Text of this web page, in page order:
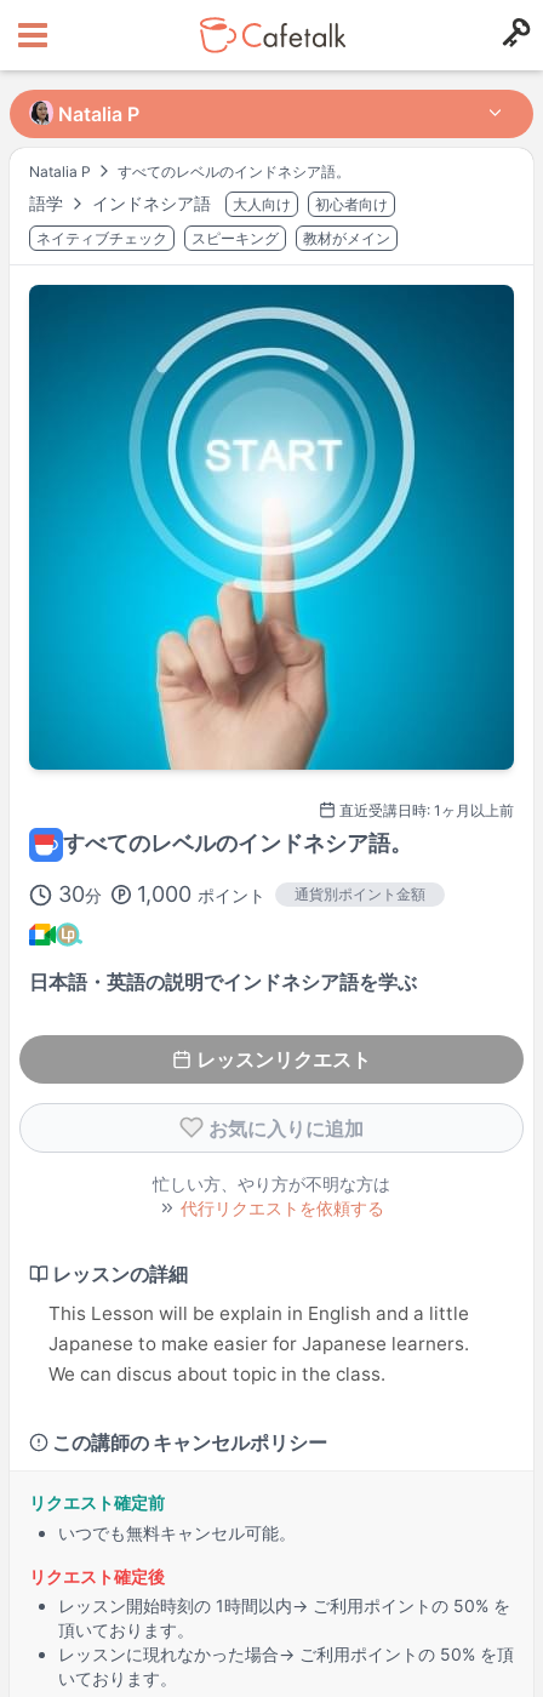
Natalia P すべてのレベルのインドネシア語。
語学 インドネシア語 大人向け
初心者向け
ネイティブチェック
スピーキング 教材がメイン
直近受講日時: 1ヶ月以上前
すべてのレベルのインドネシア語。
30分 1,000ポイント 通貨別ポイント金額
日本語・英語の説明でインドネシア語を学ぶ
レッスンリクエスト
お気に入りに追加
忙しい方、やり方が不明な方は
代行リクエストを依頼する
レッスンの詳細
This Lesson will be explain in English and a little
Japanese to make easier for Japanese learners.
We can discus about topic in the class.
この講師の キャンセルポリシー
リクエスト確定前
いつでも無料キャンセル可能。
リクエスト確定後
レッスン開始時刻の 1時間以内→ ご利用ポイントの 50% を
頂いております。
レッスンに現れなかった場合→ ご利用ポイントの 50% を頂
いております。
Natalia P
Natalia P
出身国 居住国
203 94
レッスン可能時間帯
月 20:30
22:00
火
20:30 –
23:00
水
21:30 –
22:30
木
20:30
23:00
金
20:30 –
21:30
土
11:00 –
19:30
土
23:00
日
16:00
18:00
日
20:30 – 23:00
不定期に変更される場合もあります。
リクエスト時にご確認ください。
時間で表示。
講師プロフィール
100%レッスン満足保証
対象レッスンです
詳しくはこちら→